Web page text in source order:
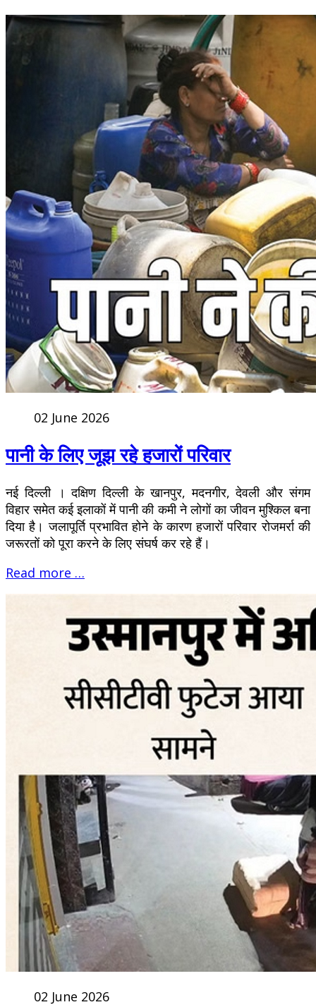
02 June 2026
पानी के लिए जूझ रहे हजारों परिवार
नई दिल्ली । दक्षिण दिल्ली के खानपुर, मदनगीर, देवली और संगम
विहार समेत कई इलाकों में पानी की कमी ने लोगों का जीवन मुश्किल बना
दिया है। जलापूर्ति प्रभावित होने के कारण हजारों परिवार रोजमर्रा की
जरूरतों को पूरा करने के लिए संघर्ष कर रहे हैं।
Read more …
02 June 2026